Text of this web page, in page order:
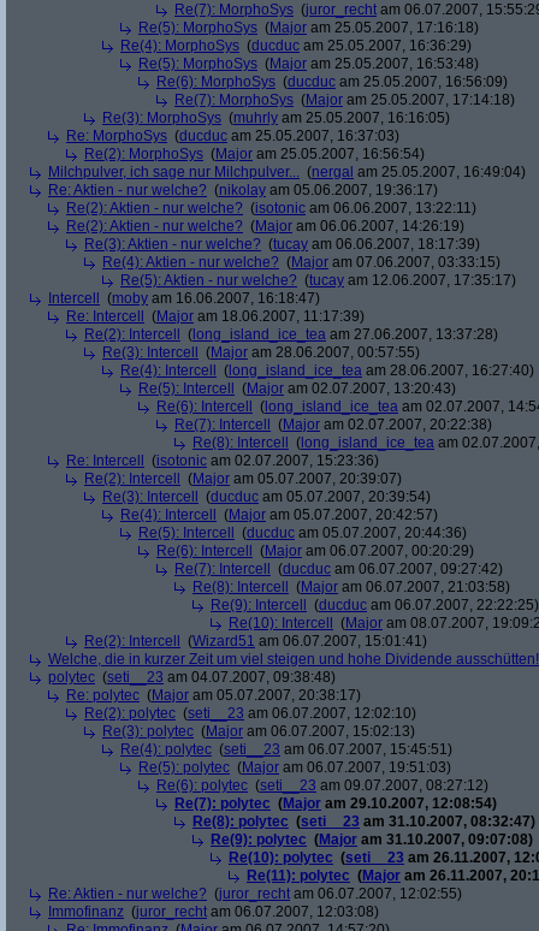
Re(7): MorphoSys (juror_recht am 06.07.2007,
Re(5): MorphoSys (Major am 25.05.2007, 17:16:18)
Re(4): MorphoSys (ducduc am 25.05.2007, 16:36:29)
Re(5): MorphoSys (Major am 25.05.2007, 16:53:48)
Re(6): MorphoSys (ducduc am 25.05.2007, 16:56:09)
Re(7): MorphoSys (Major am 25.05.2007, 17:14:18)
Re(3): MorphoSys (muhrly am 25.05.2007, 16:16:05)
Re: MorphoSys (ducduc am 25.05.2007, 16:37:03)
Re(2): MorphoSys (Major am 25.05.2007, 16:56:54)
Milchpulver, ich sage nur Milchpulver... (nergal am 25.05.2007, 16:49:04)
Re: Aktien - nur welche? (nikolay am 05.06.2007, 19:36:17)
Re(2): Aktien - nur welche? (isotonic am 06.06.2007, 13:22:11)
Re(2): Aktien - nur welche? (Major am 06.06.2007, 14:26:19)
Re(3): Aktien - nur welche? (tucay am 06.06.2007, 18:17:39)
Re(4): Aktien - nur welche? (Major am 07.06.2007, 03:33:15)
Re(5): Aktien - nur welche? (tucay am 12.06.2007, 17:35:17)
Intercell
(moby am 16.06.2007, 16:18:47)
Re: Intercell
(Major am 18.06.2007, 11:17:39)
Re(2): Intercell
( long_island_ice_tea am 27.06.2007, 13:37:28)
Re(3): Intercell
(Major am 28.06.2007, 00:57:55)
Re(4): Intercell
( long_island_ice_tea am 28.06.2007, 16:27:40)
Re(5): Intercell
(Major am 02.07.2007, 13:20:43)
Re(6): Intercell
( long_island_ice_tea am 02.07.2007,
Re(7): Intercell
(Major am 02.07.2007, 20:22:38)
Re(8): Intercell
( long_island_ice_tea am
Re: Intercell
(isotonic am 02.07.2007, 15:23:36)
Re(2): Intercell
(Major am 05.07.2007, 20:39:07)
Re(3): Intercell
(ducduc am 05.07.2007, 20:39:54)
Re(4): Intercell
(Major am 05.07.2007, 20:42:57)
Re(5): Intercell
(ducduc am 05.07.2007, 20:44:36)
Re(6): Intercell
(Major am 06.07.2007, 00:20:29)
Re(7): Intercell
(ducduc am 06.07.2007, 09:27:42)
Re(8): Intercell
(Major am 06.07.2007, 21:03:58)
Re(9): Intercell
(ducduc am 06.07.2007, 22:22:25)
Re(10): Intercell
(Major am 08.07.2007,
Re(2): Intercell
(Wizard51 am 06.07.2007, 15:01:41)
Welche, die in kurzer Zeit um viel steigen und hohe Dividende
polytec (seti__23 am 04.07.2007, 09:38:48)
Re: polytec (Major am 05.07.2007, 20:38:17)
Re(2): polytec (seti__23 am 06.07.2007, 12:02:10)
Re(3): polytec (Major am 06.07.2007, 15:02:13)
Re(4): polytec (seti__23 am 06.07.2007, 15:45:51)
Re(5): polytec (Major am 06.07.2007, 19:51:03)
Re(6): polytec (seti__23 am 09.07.2007, 08:27:12)
Re(7): polytec (Major am 29.10.2007, 12:08:54)
Re(8): polytec (seti__23 am 31.10.2007, 08:32:47)
Re(9): polytec (Major am 31.10.2007, 09:07:08)
Re(10): polytec (seti__23 am 26.11.2007,
Re(11): polytec (Major am 26.11.2007,
Re: Aktien - nur welche? (juror_recht am 06.07.2007, 12:02:55)
Immofinanz (juror_recht am 06.07.2007, 12:03:08)